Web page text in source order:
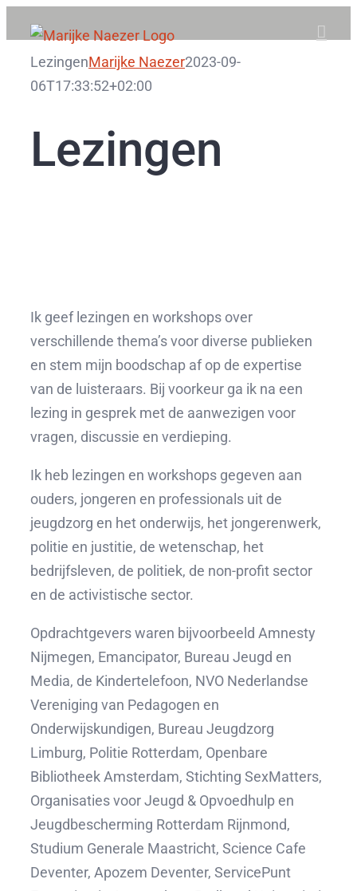
to
content
LezingenMarijke Naezer2023-09-
06T17:33:52+02:00
Lezingen
Ik geef lezingen en workshops over
verschillende thema’s voor diverse publieken
en stem mijn boodschap af op de expertise
van de luisteraars. Bij voorkeur ga ik na een
lezing in gesprek met de aanwezigen voor
vragen, discussie en verdieping.
Ik heb lezingen en workshops gegeven aan
ouders, jongeren en professionals uit de
jeugdzorg en het onderwijs, het jongerenwerk,
politie en justitie, de wetenschap, het
bedrijfsleven, de politiek, de non-profit sector
en de activistische sector.
Opdrachtgevers waren bijvoorbeeld Amnesty
Nijmegen, Emancipator, Bureau Jeugd en
Media, de Kindertelefoon, NVO Nederlandse
Vereniging van Pedagogen en
Onderwijskundigen, Bureau Jeugdzorg
Limburg, Politie Rotterdam, Openbare
Bibliotheek Amsterdam, Stichting SexMatters,
Organisaties voor Jeugd & Opvoedhulp en
Jeugdbescherming Rotterdam Rijnmond,
Studium Generale Maastricht, Science Cafe
Deventer, Apozem Deventer, ServicePunt